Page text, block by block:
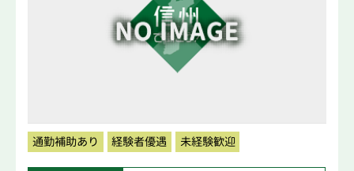
通勤補助あり 経験者優遇 未経験歓迎